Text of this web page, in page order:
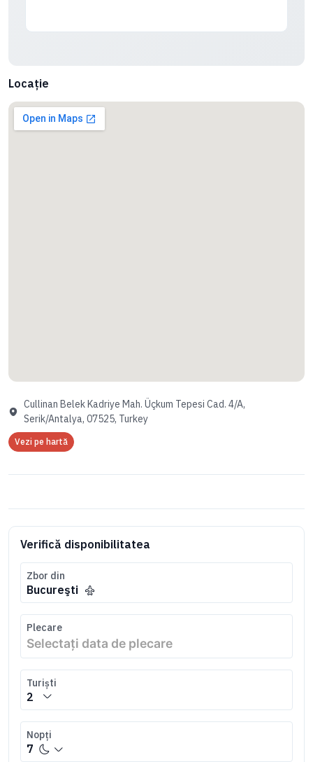
Locație
Cullinan Belek Kadriye Mah. Üçkum Tepesi Cad. 4/A,
Serik/Antalya, 07525, Turkey
Vezi pe hartă
Verifică disponibilitatea
Zbor din
Bucureşti
Plecare
Turiști
2
Nopți
7